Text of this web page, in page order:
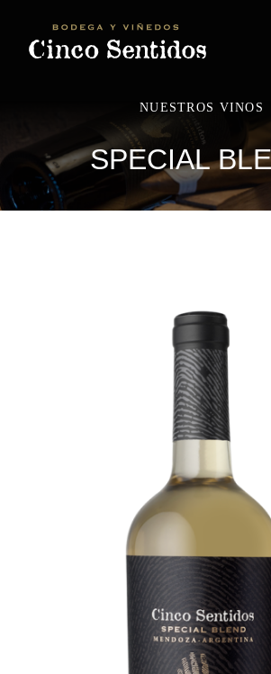
content
NUESTROS VINOS
SPECIAL